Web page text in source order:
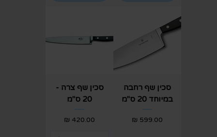
סכין שף רחבה
במיוחד 20 ס"מ
מחיר
סכין שף צרה -
20 ס"מ
מחיר